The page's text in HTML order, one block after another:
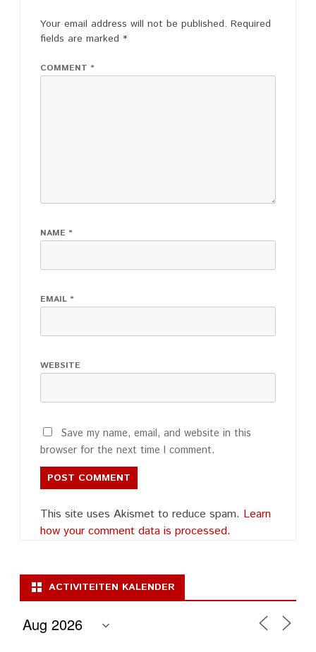
Your email address will not be published. Required
fields are marked *
COMMENT *
NAME *
EMAIL *
WEBSITE
Save my name, email, and website in this
browser for the next time I comment.
This site uses Akismet to reduce spam. Learn
how your comment data is processed.
ACTIVITEITEN KALENDER